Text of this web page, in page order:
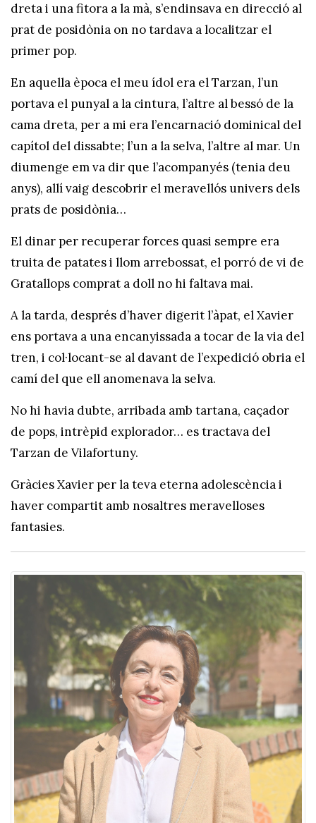
dreta i una fitora a la mà, s’endinsava en direcció al
prat de posidònia on no tardava a localitzar el
primer pop.
En aquella època el meu ídol era el Tarzan, l’un
portava el punyal a la cintura, l’altre al bessó de la
cama dreta, per a mi era l’encarnació dominical del
capítol del dissabte; l’un a la selva, l’altre al mar. Un
diumenge em va dir que l’acompanyés (tenia deu
anys), allí vaig descobrir el meravellós univers dels
prats de posidònia…
El dinar per recuperar forces quasi sempre era
truita de patates i llom arrebossat, el porró de vi de
Gratallops comprat a doll no hi faltava mai.
A la tarda, després d’haver digerit l’àpat, el Xavier
ens portava a una encanyissada a tocar de la via del
tren, i col·locant-se al davant de l’expedició obria el
camí del que ell anomenava la selva.
No hi havia dubte, arribada amb tartana, caçador
de pops, intrèpid explorador… es tractava del
Tarzan de Vilafortuny.
Gràcies Xavier per la teva eterna adolescència i
haver compartit amb nosaltres meravelloses
fantasies.